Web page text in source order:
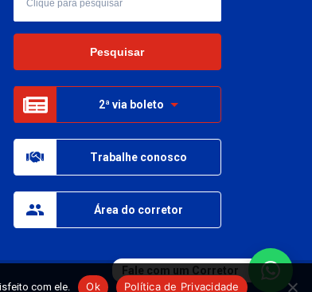
2ª via boleto
Trabalhe conosco
Área do corretor
Política de privacidade
Fale com um Corretor
com ele. Ok Política de Privacidade